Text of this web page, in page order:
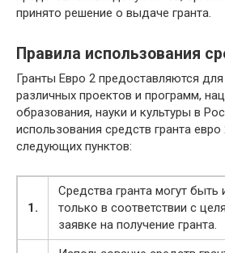
принято решение о выдаче гранта.
Правила использования
Гранты Евро 2 предоставляются
различных проектов и программ,
образования, науки и культуры в
использования средств гранта евро
следующих пунктов:
1.
Средства гранта могут быть
только в соответствии с
заявке на получение гранта.